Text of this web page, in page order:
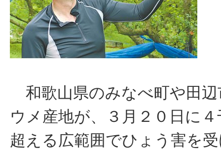
和歌山県のみなべ町や田
ウメ産地が、３月２０日に
超える広範囲でひょう害を